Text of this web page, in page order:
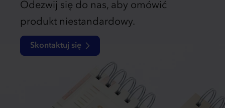
Odezwij się do nas, aby omówić
produkt niestandardowy.
Skontaktuj się